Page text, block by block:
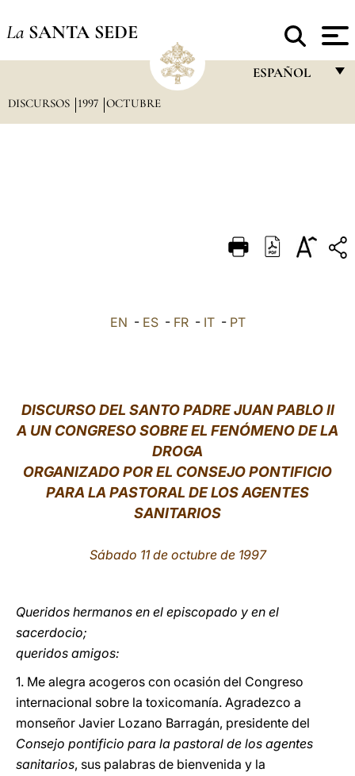
La SANTA SEDE
ESPAÑOL
DEUTSCH
DISCURSOS 1997 OCTUBRE
EN - ES- FR- IT- PT
DISCURSO DEL SANTO PADRE JUAN PABLO II
A UN CONGRESO SOBRE EL FENÓMENO DE LA
DROGA
ORGANIZADO POR EL CONSEJO PONTIFICIO
PARA LA PASTORAL DE LOS AGENTES
SANITARIOS
Sábado 11 de octubre de 1997
Queridos hermanos en el episcopado y en el
sacerdocio;
queridos amigos:
1. Me alegra acogeros con ocasión del Congreso
internacional sobre la toxicomanía. Agradezco a
monseñor Javier Lozano Barragán, presidente del
Consejo pontificio para la pastoral de los agentes
sanitarios, sus palabras de bienvenida y la